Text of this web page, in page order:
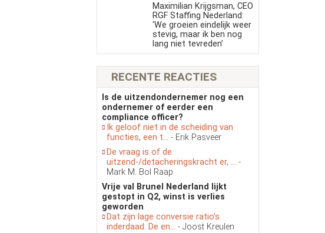
Maximilian Krijgsman, CEO
RGF Staffing Nederland:
‘We groeien eindelijk weer
stevig, maar ik ben nog
lang niet tevreden’
RECENTE REACTIES
Is de uitzendondernemer nog een
ondernemer of eerder een
compliance officer?
Ik geloof niet in de scheiding van
functies, een t... - Erik Pasveer
De vraag is of de
uitzend-/detacheringskracht er, ... -
Mark M. Bol Raap
Vrije val Brunel Nederland lijkt
gestopt in Q2, winst is verlies
geworden
Dat zijn lage conversie ratio’s
inderdaad. De en... - Joost Kreulen